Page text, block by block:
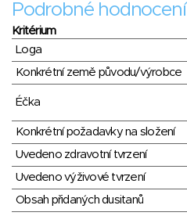
Podrobné hodnocení
Kritérium
Loga
Konkrétní země původu/výrobce
Éčka
Konkrétní požadavky na složení
Uvedeno zdravotní tvrzení
Uvedeno výživové tvrzení
Obsah přidaných dusitanů